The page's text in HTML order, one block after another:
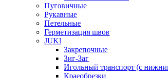
Пуговичные
Рукавные
Петельные
Герметизация швов
JUKI
Закрепочные
Зиг-Заг
Игольный транспорт (с
Краеобрезки